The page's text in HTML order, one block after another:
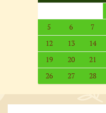
5
6 7
12
13 14
19
20 21
26
27 28